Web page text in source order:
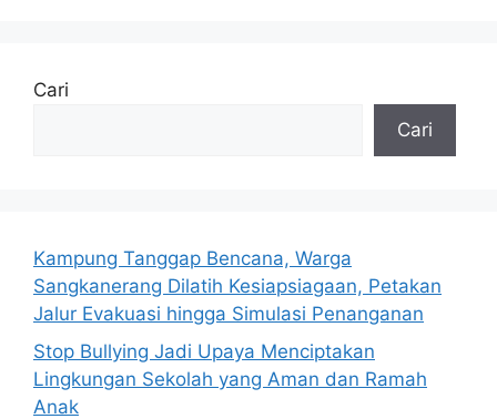
Cari
Cari
Kampung Tanggap Bencana, Warga
Sangkanerang Dilatih Kesiapsiagaan, Petakan
Jalur Evakuasi hingga Simulasi Penanganan
Stop Bullying Jadi Upaya Menciptakan
Lingkungan Sekolah yang Aman dan Ramah
Anak